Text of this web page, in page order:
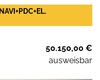
50.150,00 €
ausweisbar